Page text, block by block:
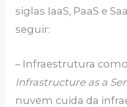
siglas IaaS, PaaS e
seguir:
– Infraestrutura
Infrastructure as a
nuvem cuida da